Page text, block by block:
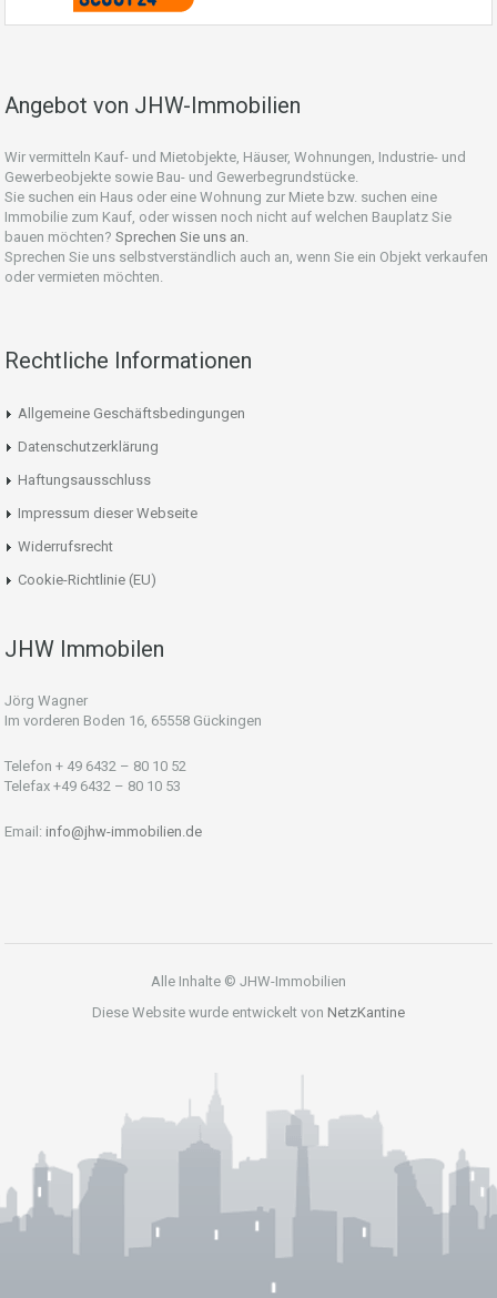
Angebot von JHW-Immobilien
Wir vermitteln Kauf- und Mietobjekte, Häuser, Wohnungen, Industrie- und
Gewerbeobjekte sowie Bau- und Gewerbegrundstücke.
Sie suchen ein Haus oder eine Wohnung zur Miete bzw. suchen eine
Immobilie zum Kauf, oder wissen noch nicht auf welchen Bauplatz Sie
bauen möchten? Sprechen Sie uns an.
Sprechen Sie uns selbstverständlich auch an, wenn Sie ein Objekt verkaufen
oder vermieten möchten.
Rechtliche Informationen
Allgemeine Geschäftsbedingungen
Datenschutzerklärung
Haftungsausschluss
Impressum dieser Webseite
Widerrufsrecht
Cookie-Richtlinie (EU)
JHW Immobilen
Jörg Wagner
Im vorderen Boden 16, 65558 Gückingen
Telefon + 49 6432 – 80 10 52
Telefax +49 6432 – 80 10 53
Email: info@jhw-immobilien.de
Alle Inhalte © JHW-Immobilien
Diese Website wurde entwickelt von NetzKantine